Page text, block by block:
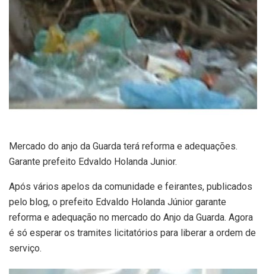
Mercado do anjo da Guarda terá reforma e adequações.
Garante prefeito Edvaldo Holanda Junior.
Após vários apelos da comunidade e feirantes, publicados
pelo blog, o prefeito Edvaldo Holanda Júnior garante
reforma e adequação no mercado do Anjo da Guarda. Agora
é só esperar os tramites licitatórios para liberar a ordem de
serviço.